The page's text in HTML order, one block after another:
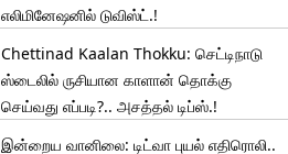
எலிமினேஷனில் டுவிஸ்ட்.!
Chettinad Kaalan Thokku: செட்டிநாடு
ஸ்டைலில் ருசியான காளான் தொக்கு
செய்வது எப்படி?.. அசத்தல் டிப்ஸ்.!
இன்றைய வானிலை: டிட்வா புயல் எதிரொலி..